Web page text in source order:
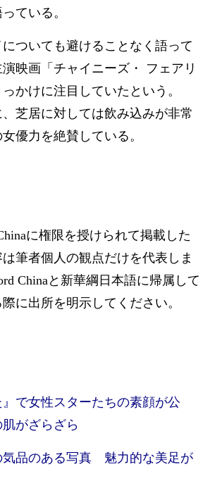
ている。
ついても避けることなく語って
映画「チャイニーズ・ フェアリ
かけに注目していたという。
、芝居に対しては飲み込みが非常
優力を絶賛している。
に権限を授けられて掲載した
筆者個人の観点だけを代表しま
Chinaと新華綱日本語に帰属して
に出所を明示してください。
』で女性スターたちの素顔が公
がざらざら
気品のある写真 魅力的な美足が